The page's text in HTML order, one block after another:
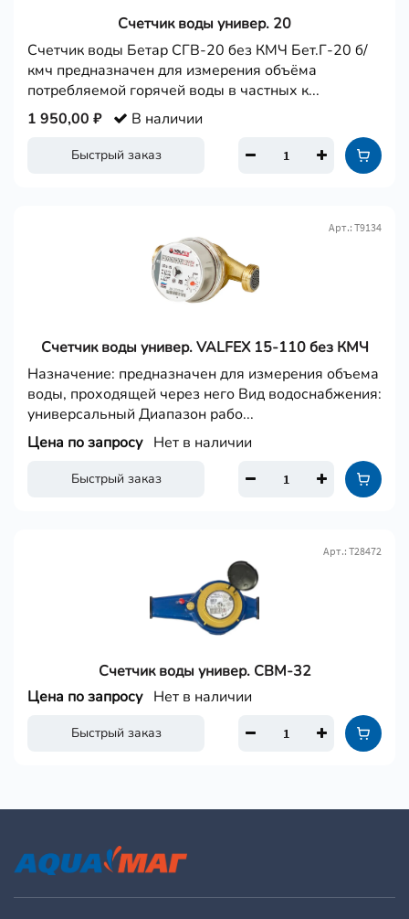
Счетчик воды универ. 20
Счетчик воды Бетар СГВ-20 без КМЧ Бет.Г-20 б/
кмч предназначен для измерения объёма
потребляемой горячей воды в частных к...
Быстрый заказ
1 950,00 ₽ В наличии
Счетчик воды универ. VALFEX 15-110 без КМЧ
Арт.: Т9134
Назначение: предназначен для измерения объема
воды, проходящей через него Вид водоснабжения:
универсальный Диапазон рабо...
Быстрый заказ
Цена по запросу Нет в наличии
Счетчик воды универ. СВМ-32
Арт.: Т28472
Быстрый заказ
Цена по запросу Нет в наличии